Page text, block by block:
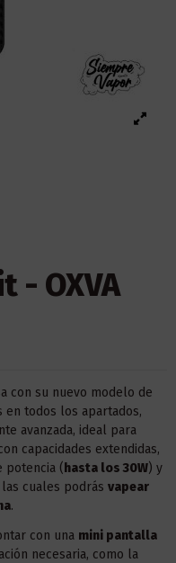
- OXVA
con su nuevo modelo de
en todos los apartados,
avanzada, ideal para
capacidades extendidas,
potencia ( hasta los 30W) y
cuales podrás vapear
.
con una mini pantalla
necesaria, como la